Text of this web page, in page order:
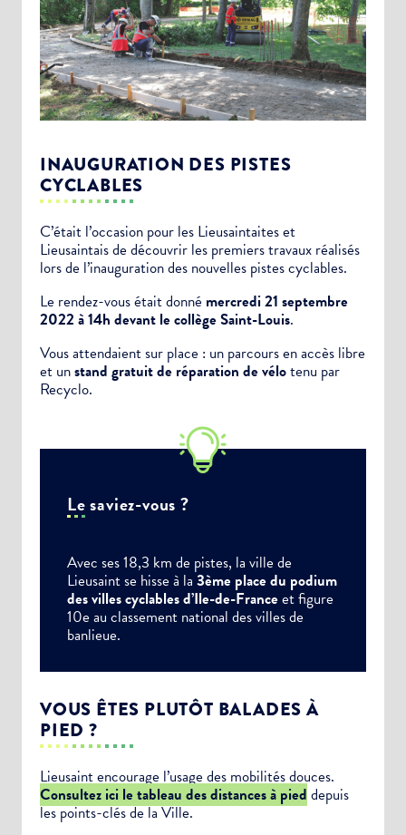
INAUGURATION DES PISTES
CYCLABLES
C’était l’occasion pour les Lieusaintaites et
Lieusaintais de découvrir les premiers travaux réalisés
lors de l’inauguration des nouvelles pistes cyclables.
Le rendez-vous était donné mercredi 21 septembre
2022 à 14h devant le collège Saint-Louis.
Vous attendaient sur place : un parcours en accès libre
et unstand gratuit de réparation de vélotenu par
Recyclo.
Le saviez-vous ?
Avec ses 18,3 km de pistes, la ville de
Lieusaint se hisse à la 3ème place du podium
des villes cyclables d’Ile-de-Franceet figure
10e au classement national des villes de
banlieue.
VOUS ÊTES PLUTÔT BALADES À
PIED ?
Lieusaint encourage l’usage des mobilités douces.
Consultez ici le tableau des distances à pied depuis
les points-clés de la Ville.
Choisissez votre abonnement :
Newsletter Culture
Newsletter Sport et Vie associative